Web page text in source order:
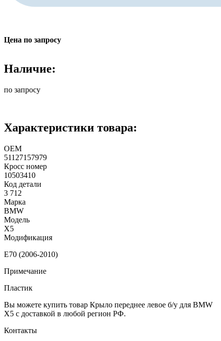
Цена по запросу
Наличие:
по запросу
Характеристики товара:
ОЕМ
51127157979
Кросс номер
10503410
Код детали
3 712
Марка
BMW
Модель
X5
Модификация
E70 (2006-2010)
Примечание
Пластик
Вы можете купить товар Крыло переднее левое б/у для BMW
X5 с доставкой в любой регион РФ.
Контакты